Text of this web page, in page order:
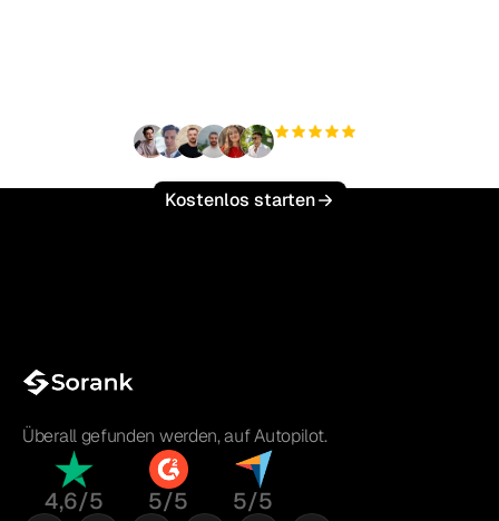
Kostenlos starten
Überall gefunden werden, auf Autopilot.
4,6/5 5/5 5/5